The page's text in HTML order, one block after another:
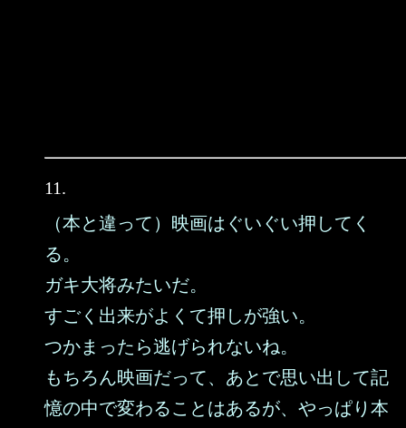
11.
（本と違って）映画はぐいぐい押してく
る。
ガキ大将みたいだ。
すごく出来がよくて押しが強い。
つかまったら逃げられないね。
もちろん映画だって、あとで思い出して記
憶の中で変わることはあるが、やっぱり本